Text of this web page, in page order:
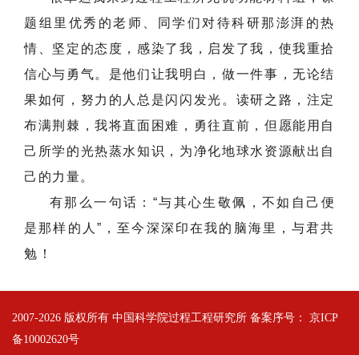
题组里优秀的老师、同学们对待科研那澎湃的热
情、坚定的态度，感染了我，启发了我，使我重拾
信心与勇气。是他们让我明白，做一件事，无论结
果如何，努力的人总是闪闪发光。读研之路，注定
布满荆棘，我将直面困难，勇往直前，但愿能用自
己所学的光热蒸水知识，为净化地球水资源献出自
己的力量。
有那么一句话：“与其心生敬佩，不如自己便
是那样的人”，至今深深印在我的脑海里，与君共
勉！
2007-2026 版权所有 中国科学院过程工程研究所 备案序号： 京ICP
备10002620号